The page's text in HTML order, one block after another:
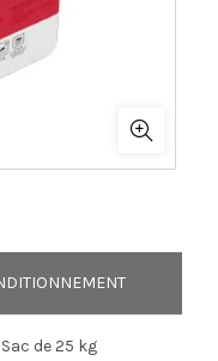
Sac de 25 kg